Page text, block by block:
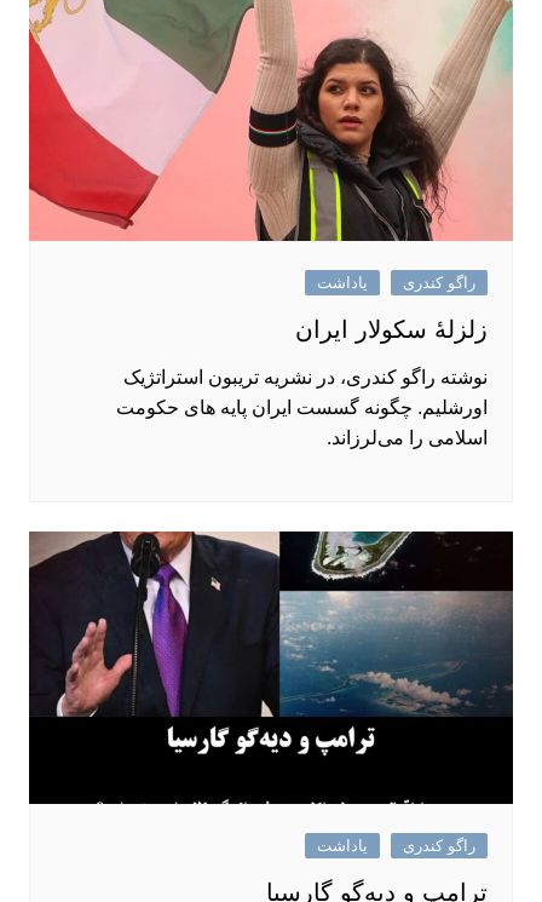
راگو کندری یاداشت
زلزلهٔ سکولار ایران
نوشته راگو کندری، در نشریه تریبون استراتژیک
اورشلیم. چگونه گسست ایران پایه ‌های حکومت
اسلامی را می‌لرزاند.
راگو کندری یاداشت
ترامپ و دیه‌گو گارسیا